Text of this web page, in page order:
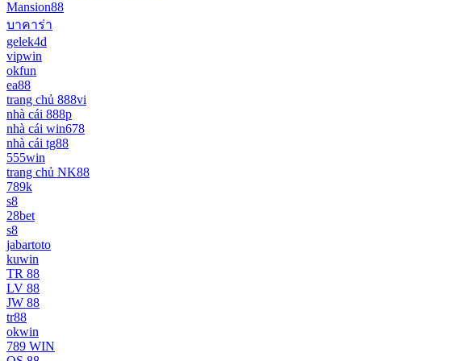
Mansion88
บาคาร่า
gelek4d
vipwin
okfun
ea88
trang chủ 888vi
nhà cái 888p
nhà cái win678
nhà cái tg88
555win
trang chủ NK88
789k
s8
28bet
s8
jabartoto
kuwin
TR 88
LV 88
JW 88
tr88
okwin
789 WIN